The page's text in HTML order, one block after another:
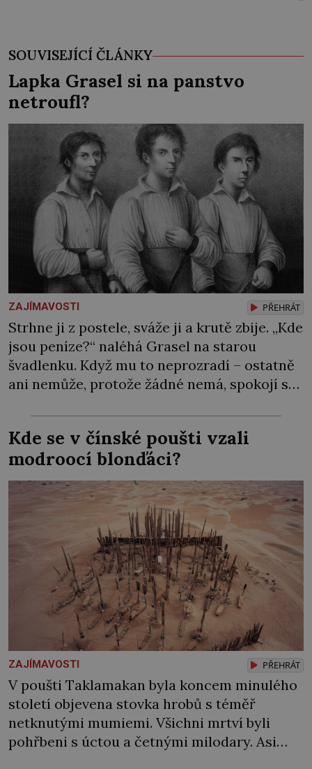
SOUVISEJÍCÍ ČLÁNKY
Lapka Grasel si na panstvo
netroufl?
ZAJÍMAVOSTI PŘEHRÁT
Strhne ji z postele, sváže ji a krutě zbije. „Kde
jsou peníze?“ naléhá Grasel na starou
švadlenku. Když mu to neprozradí – ostatně
ani nemůže, protože žádné nemá, spokojí se
Zraněná žena pár dní nato umírá. Je to muž
nebývale krutý. Jeho činy budí hrůzu ještě
dlouho po jeho smrti […]
Kde se v čínské poušti vzali
modroocí blonďáci?
ZAJÍMAVOSTI PŘEHRÁT
V poušti Taklamakan byla koncem minulého
století objevena stovka hrobů s téměř
netknutými mumiemi. Všichni mrtví byli
pohřbeni s úctou a četnými milodary. Asi